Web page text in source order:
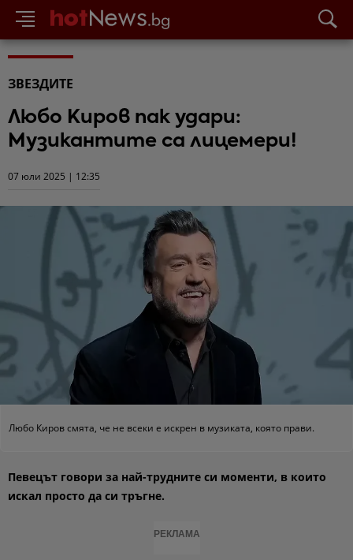
ЗВЕЗДИТЕ
Любо Киров пак удари:
Музикантите са лицемери!
07 юли 2025 | 12:35
Любо Киров смята, че не всеки е искрен в музиката, която прави.
Певецът говори за най-трудните си моменти, в които
искал просто да си тръгне.
РЕКЛАМА